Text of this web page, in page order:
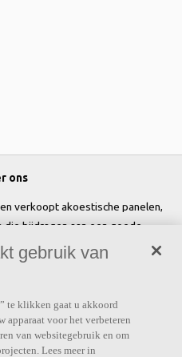
ons
verkoopt akoestische panelen,
bijdragen aan een goede
en de prestaties van mensen te
gebruik van
te klikken gaat u akkoord
apparaat voor het verbeteren
van websitegebruik en om
Lees meer in